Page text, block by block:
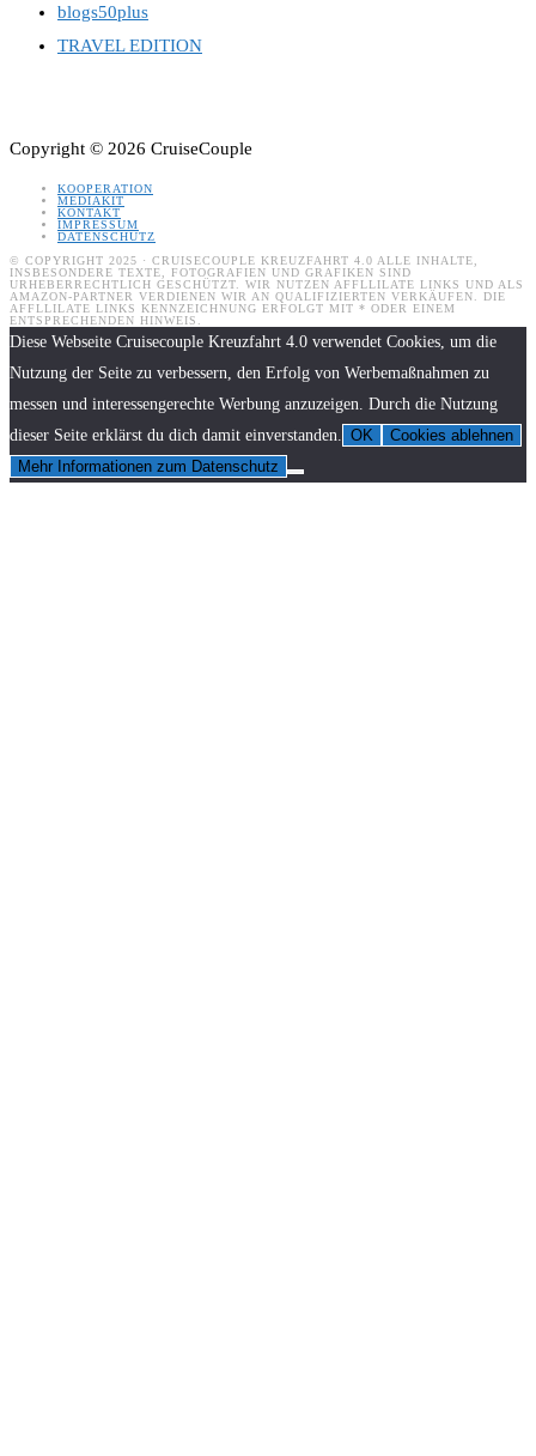
blogs50plus
TRAVEL EDITION
Copyright © 2026 CruiseCouple
KOOPERATION
MEDIAKIT
KONTAKT
IMPRESSUM
DATENSCHUTZ
© COPYRIGHT 2025 · CRUISECOUPLE KREUZFAHRT 4.0 ALLE INHALTE,
INSBESONDERE TEXTE, FOTOGRAFIEN UND GRAFIKEN SIND
URHEBERRECHTLICH GESCHÜTZT. WIR NUTZEN AFFLLILATE LINKS UND ALS
AMAZON-PARTNER VERDIENEN WIR AN QUALIFIZIERTEN VERKÄUFEN. DIE
AFFLLILATE LINKS KENNZEICHNUNG ERFOLGT MIT * ODER EINEM
ENTSPRECHENDEN HINWEIS.
Diese Webseite Cruisecouple Kreuzfahrt 4.0 verwendet Cookies, um die
Nutzung der Seite zu verbessern, den Erfolg von Werbemaßnahmen zu
messen und interessengerechte Werbung anzuzeigen. Durch die Nutzung
dieser Seite erklärst du dich damit einverstanden.
OK
Cookies ablehnen
Mehr Informationen zum Datenschutz